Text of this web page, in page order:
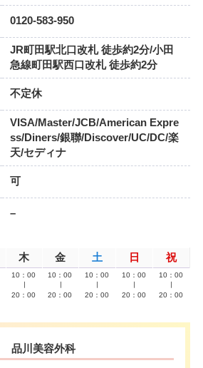
0120-583-950
JR町田駅北口改札 徒歩約2分/小田
急線町田駅西口改札 徒歩約2分
不定休
VISA/Master/JCB/American Expre
ss/Diners/銀聯/Discover/UC/DC/楽
天/セディナ
可
–
木 金 土 日 祝
10：00
20：00
10：00
20：00
10：00
20：00
10：00
20：00
10：00
20：00
品川美容外科